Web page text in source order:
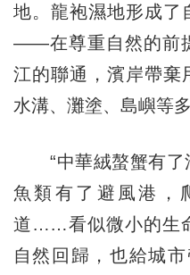
地。龍袍濕地形成了
——在尊重自然的前
江的聯通，濱岸帶棄
水溝、灘塗、島嶼等
“中華絨螯蟹有了
魚類有了避風港，
道……看似微小的生
自然回歸，也給城